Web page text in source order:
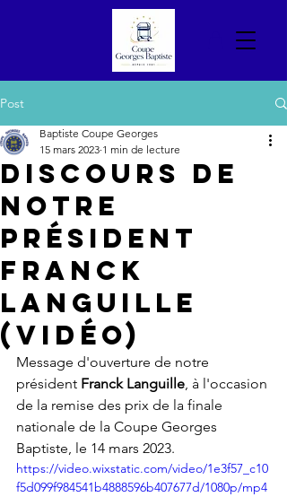
Post
Discours de
notre
président
Franck
Languille
(vidéo)
Baptiste Coupe Georges
15 mars 2023 1 min de lecture
Message d'ouverture de notre
président Franck Languille, à l'occasion
de la remise des prix de la finale
nationale de la Coupe Georges
Baptiste, le 14 mars 2023.
https://video.wixstatic.com/video/1e3f57_c10
f5d099f984541b4888596b407677d/1080p/mp4